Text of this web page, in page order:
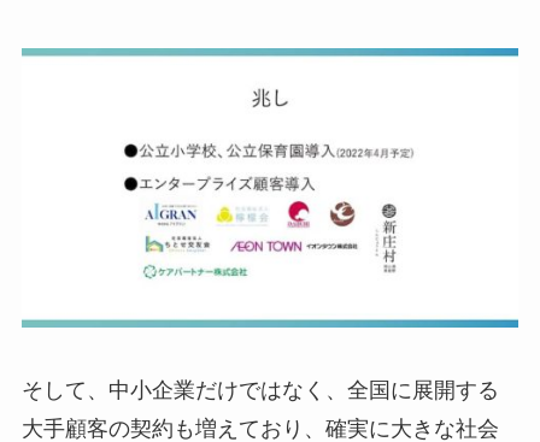
そして、中小企業だけではなく、全国に展開する
大手顧客の契約も増えており、確実に大きな社会